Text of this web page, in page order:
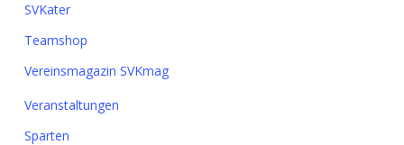
SVKater
Teamshop
Vereinsmagazin SVKmag
Veranstaltungen
Sparten